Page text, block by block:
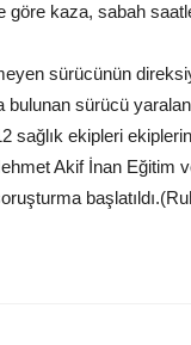
göre kaza, sabah
sürücünün
bulunan sürücü
sağlık ekipleri
Akif İnan Eğitim